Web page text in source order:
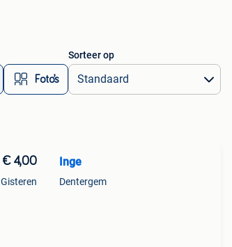
Foto’s
Sorteer op
€ 4,00
Gisteren
Inge
Dentergem